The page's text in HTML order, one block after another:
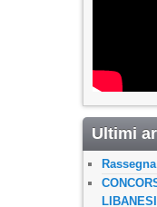
Ultimi